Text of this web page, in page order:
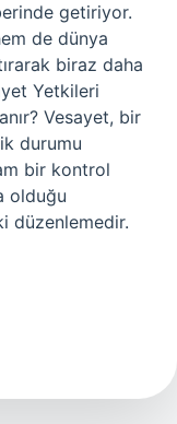
getiriyor.
de dünya
biraz daha
Yetkileri
Vesayet, bir
durumu
bir kontrol
olduğu
düzenlemedir.